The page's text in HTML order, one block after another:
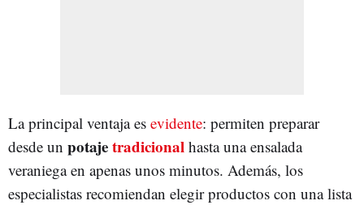
La principal ventaja es evidente: permiten preparar
desde un potajetradicional hasta una ensalada
veraniega en apenas unos minutos. Además, los
especialistas recomiendan elegir productos con una lista